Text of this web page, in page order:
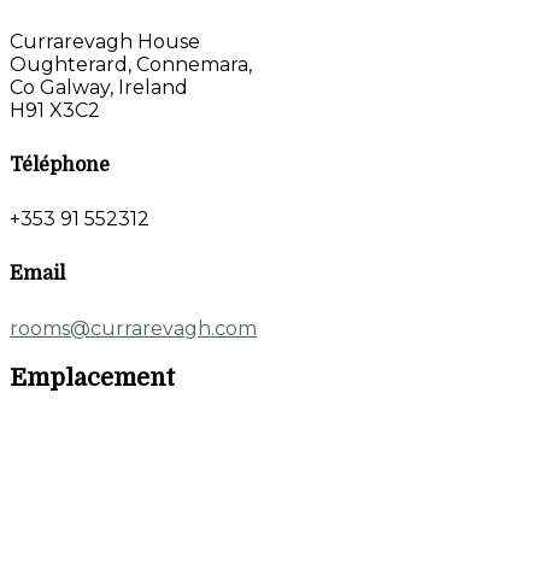
Currarevagh House
Oughterard, Connemara,
Co Galway, Ireland
H91 X3C2
Téléphone
+353 91 552312
Email
rooms@currarevagh.com
Emplacement